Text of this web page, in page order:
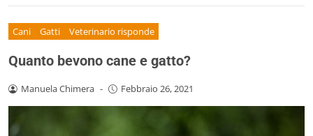
Cani Gatti Veterinario risponde
Quanto bevono cane e gatto?
Manuela Chimera - Febbraio 26, 2021